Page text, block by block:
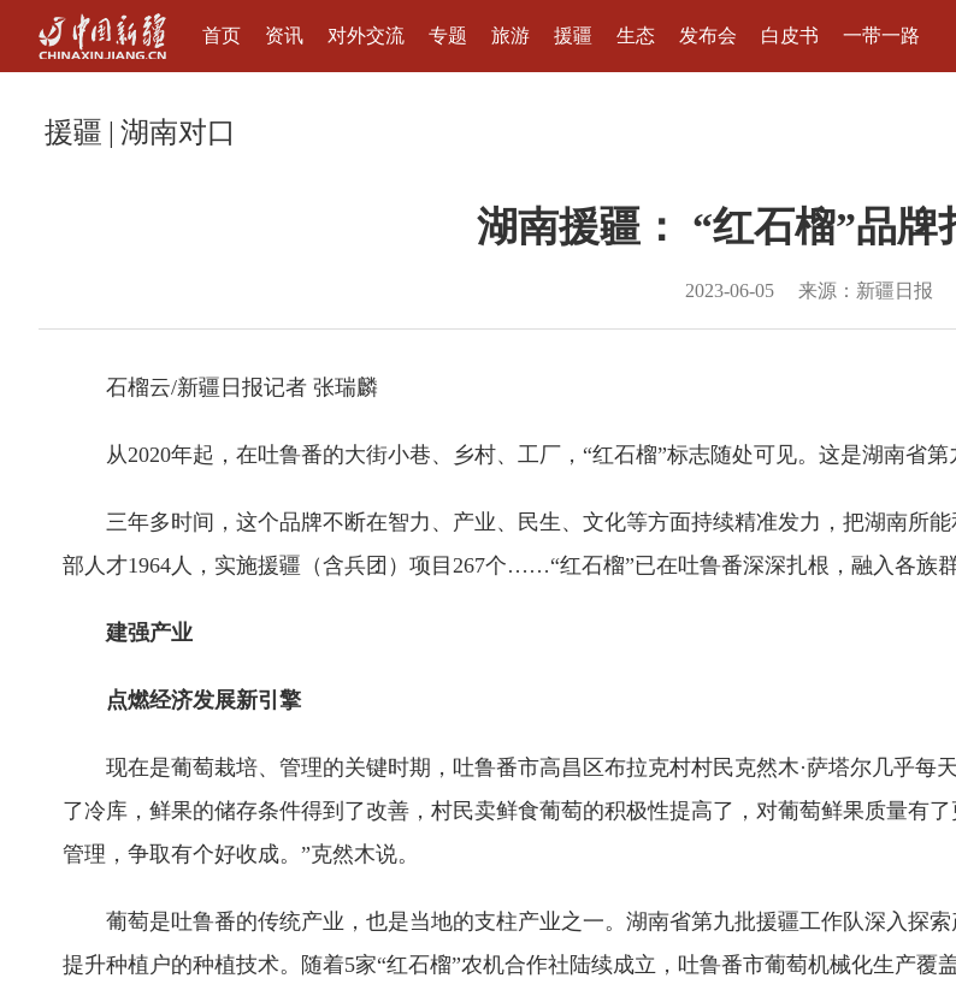
首页 资讯 对外交流 专题 旅游 援疆 生态 发布会 白皮书 一带一路
援疆 | 湖南对口
湖南援疆： “红石榴”品牌
2023-06-05 来源：新疆日报
石榴云/新疆日报记者 张瑞麟
从2020年起，在吐鲁番的大街小巷、乡村、工厂，“红石榴”标志随处可见。这是湖南省
三年多时间，这个品牌不断在智力、产业、民生、文化等方面持续精准发力，把湖南所
部人才1964人，实施援疆（含兵团）项目267个……“红石榴”已在吐鲁番深深扎根，融入各族
建强产业
点燃经济发展新引擎
现在是葡萄栽培、管理的关键时期，吐鲁番市高昌区布拉克村村民克然木·萨塔尔几乎
了冷库，鲜果的储存条件得到了改善，村民卖鲜食葡萄的积极性提高了，对葡萄鲜果质量有
管理，争取有个好收成。”克然木说。
葡萄是吐鲁番的传统产业，也是当地的支柱产业之一。湖南省第九批援疆工作队深入探
提升种植户的种植技术。随着5家“红石榴”农机合作社陆续成立，吐鲁番市葡萄机械化生产覆